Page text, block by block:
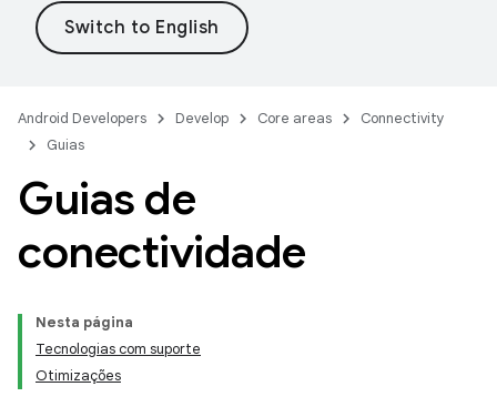
Android Developers Develop Core areas
Connectivity
Guias
Guias de
conectividade
Nesta página
Tecnologias com suporte
Otimizações